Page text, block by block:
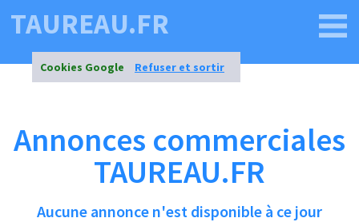
Cookies Google Refuser et sortir
TAUREAU.FR
Annonces commerciales
TAUREAU.FR
Aucune annonce n'est disponible à ce jour